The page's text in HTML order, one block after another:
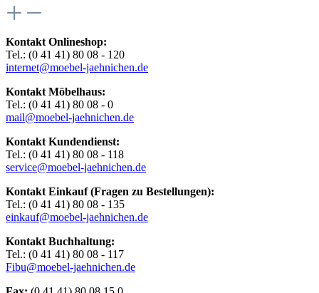
Kontakt Onlineshop:
Tel.: (0 41 41) 80 08 - 120
internet@moebel-jaehnichen.de
Kontakt Möbelhaus:
Tel.: (0 41 41) 80 08 - 0
mail@moebel-jaehnichen.de
Kontakt Kundendienst:
Tel.: (0 41 41) 80 08 - 118
service@moebel-jaehnichen.de
Kontakt Einkauf (Fragen zu Bestellungen):
Tel.: (0 41 41) 80 08 - 135
einkauf@moebel-jaehnichen.de
Kontakt Buchhaltung:
Tel.: (0 41 41) 80 08 - 117
Fibu@moebel-jaehnichen.de